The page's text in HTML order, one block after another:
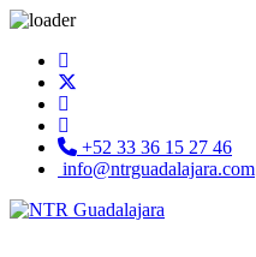
+52 33 36 15 27 46
info@ntrguadalajara.com